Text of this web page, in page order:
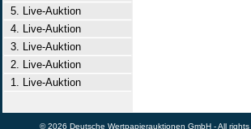
5. Live-Auktion
4. Live-Auktion
3. Live-Auktion
2. Live-Auktion
1. Live-Auktion
© 2026 Deutsche Wertpapierauktionen GmbH - All rights